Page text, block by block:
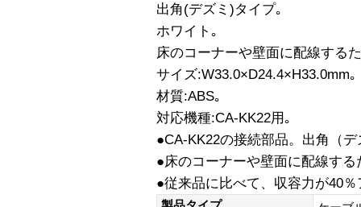
出角(デズミ)タイプ｡
ホワイト｡
床のコーナーや壁面に配線する
サイズ:W33.0×D24.4×H33.0mm｡
材質:ABS｡
対応機種:CA-KK22用｡
●CA-KK22の接続部品。出角（
●床のコーナーや壁面に配線す
●従来品に比べて、収容力が40